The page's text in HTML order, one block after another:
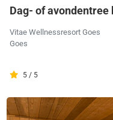
Dag- of
Vitae Wellnessresort Goes
Goes
5 / 5